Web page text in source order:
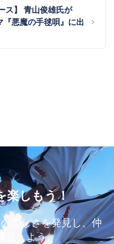
ス】 青山俊雄氏が
『悪魔の手毬唄』に出
楽しもう！
楽しさを発見し、仲
長しよう